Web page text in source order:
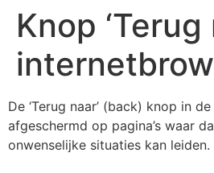
Knop ‘Terug
De ‘Terug naar’ (back) knop in
afgeschermd op pagina’s waar
onwenselijke situaties kan leiden.